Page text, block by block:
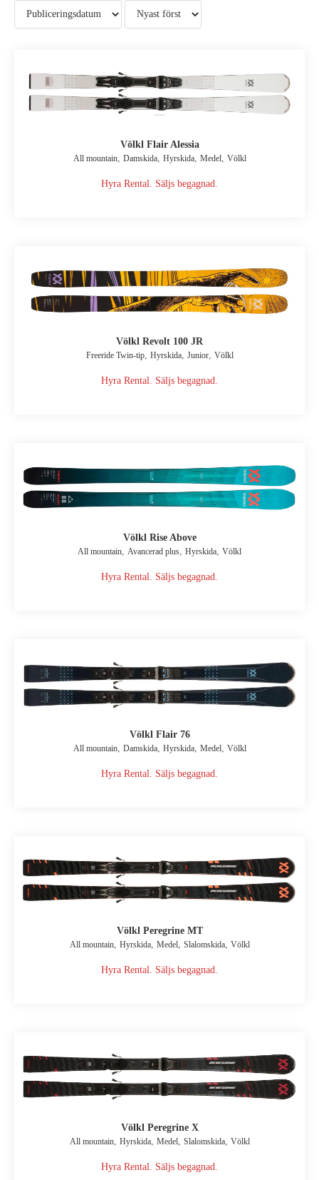
Völkl Flair Alessia
All mountain, Damskida, Hyrskida, Medel, Völkl
Hyra Rental. Säljs begagnad.
Völkl Revolt 100 JR
Freeride Twin-tip, Hyrskida, Junior, Völkl
Hyra Rental. Säljs begagnad.
Völkl Rise Above
All mountain, Avancerad plus, Hyrskida, Völkl
Hyra Rental. Säljs begagnad.
Völkl Flair 76
All mountain, Damskida, Hyrskida, Medel, Völkl
Hyra Rental. Säljs begagnad.
Völkl Peregrine MT
All mountain, Hyrskida, Medel, Slalomskida, Völkl
Hyra Rental. Säljs begagnad.
Völkl Peregrine X
All mountain, Hyrskida, Medel, Slalomskida, Völkl
Hyra Rental. Säljs begagnad.